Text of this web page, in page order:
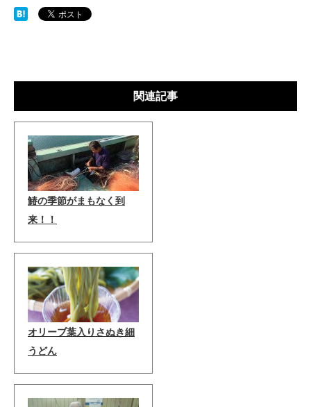
関連記事
鰆の季節がまもなく到
来！！
オリーブ葉入りさぬき細
うどん